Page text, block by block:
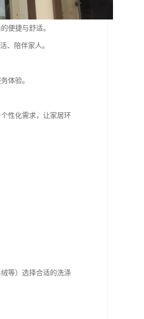
便捷与舒适。
、陪伴家人。
体验。
性化需求，让家居环
等）选择合适的洗涤